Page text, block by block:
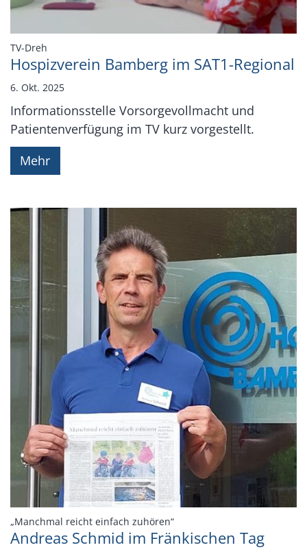
TV-Dreh
Hospizverein Bamberg im SAT1-Regional
6. Okt. 2025
Informationsstelle Vorsorgevollmacht und
Patientenverfügung im TV kurz vorgestellt.
Mehr
„Manchmal reicht einfach zuhören“:
Andreas Schmid im Fränkischen Tag